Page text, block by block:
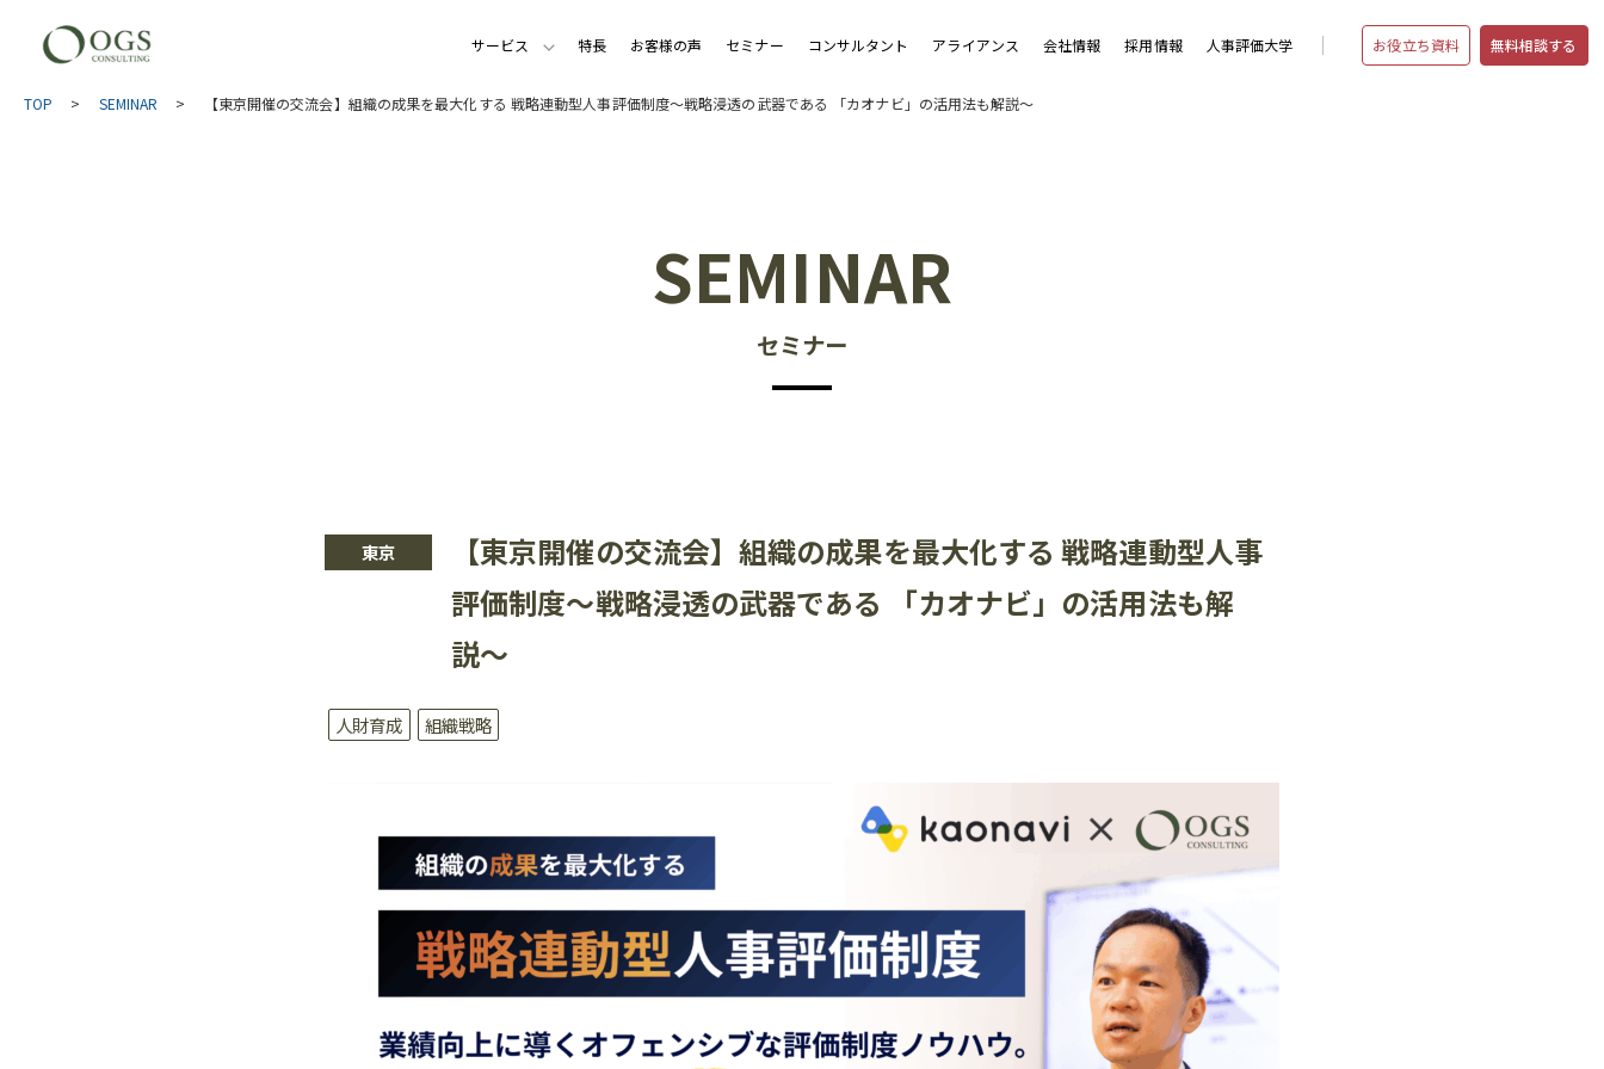
サービス 特長 お客様の声 セミナー コンサルタント アライアンス 会社情報 採用情報 人事評価大学 お役立ち資料 無料相談する
TOP > SEMINAR > 【東京開催の交流会】組織の成果を最大化する 戦略連動型人事評価制度〜戦略浸透の武器である 「カオナビ」の活用法も解説〜
SEMINAR
セミナー
東京
【東京開催の交流会】組織の成果を最大化する 戦略連動型人事
評価制度〜戦略浸透の武器である 「カオナビ」の活用法も解
説〜
人財育成 組織戦略